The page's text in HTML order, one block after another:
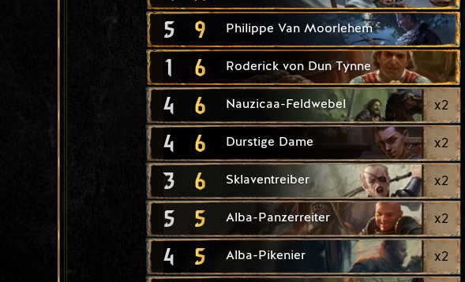
5 9 Philippe Van Moorlehem
1 6 Roderick von Dun Tynne
4 6 Nauzicaa-Feldwebel x2
4 6 Durstige Dame x2
3 6 Sklaventreiber x2
5 5 Alba-Panzerreiter x2
4 5 Alba-Pikenier x2